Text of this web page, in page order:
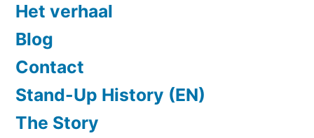
Het verhaal
Blog
Contact
Stand-Up History (EN)
The Story